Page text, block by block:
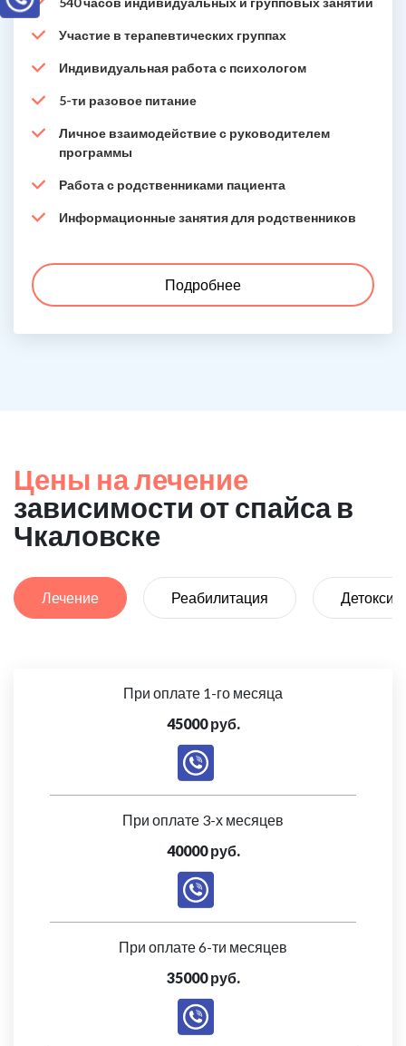
Участие в терапевтических группах
Индивидуальная работа с психологом
5-ти разовое питание
Личное взаимодействие с руководителем
программы
Работа с родственниками пациента
Информационные занятия для родственников
Подробнее
Цены на лечение
зависимости от спайса в
Чкаловске
Лечение Реабилитация
При оплате 1-го месяца
45000 руб.
При оплате 3-х месяцев
40000 руб.
При оплате 6-ти месяцев
35000 руб.